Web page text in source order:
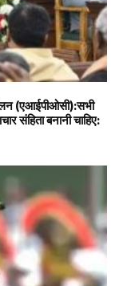
(एआईपीओसी):सभी
बनानी चाहिए: